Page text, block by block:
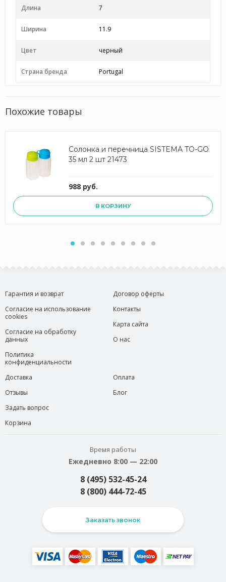
Длина 7
Ширина 11.9
Цвет черный
Страна бренда Portugal
Похожие товары
Солонка и перечница SISTEMA TO-GO
35 мл 2 шт 21473
988 руб.
В КОРЗИНУ
Гарантия и возврат
Согласие на использование
cookies
Согласие на обработку
данных
Политика
конфиденциальности
Договор оферты
Контакты
Карта сайта
О нас
Доставка
Отзывы
Задать вопрос
Корзина
Оплата
Блог
Время работы
Ежедневно 8:00 — 22:00
8 (495) 532-45-24
8 (800) 444-72-45
Заказать звонок